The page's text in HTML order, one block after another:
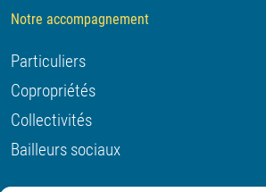
Notre accompagnement
Particuliers
Copropriétés
Collectivités
Bailleurs sociaux